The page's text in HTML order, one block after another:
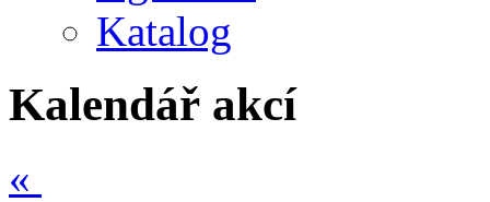
Katalog
Kalendář akcí
«